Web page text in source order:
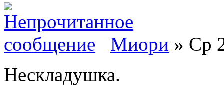
Миори » Ср
Нескладушка.